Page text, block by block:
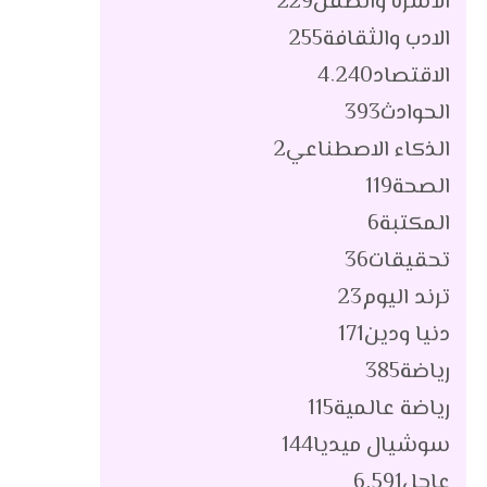
الادب والثقافة255
الاقتصاد4٬240
الحوادث393
الذكاء الاصطناعي2
الصحة119
المكتبة6
تحقيقات36
ترند اليوم23
دنيا ودين171
رياضة385
رياضة عالمية115
سوشيال ميديا144